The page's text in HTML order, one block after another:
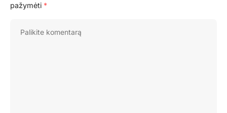
pažymėti *